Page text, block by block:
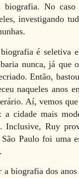
biografia. No
investigando
é seletiva
nunca, já que
Então,
naqueles anos
Aí, vemos
a cidade mais
Inclusive, Ruy
Paulo foi uma
a biografia dos